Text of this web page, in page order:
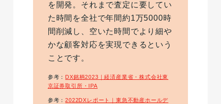
を開発。それまで査定に要してい
た時間を全社で年間約1万5000時
間削減し、空いた時間でより細や
かな顧客対応を実現できるという
ことです。
参考：
DX銘柄2023｜経済産業省・株式会社東
京証券取引所・IPA
参考：2022DXレポート｜東急不動産ホールデ